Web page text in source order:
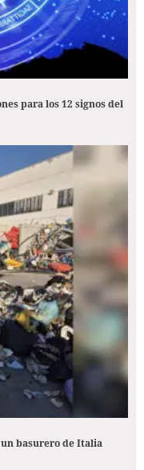
para los 12 signos del
basurero de Italia